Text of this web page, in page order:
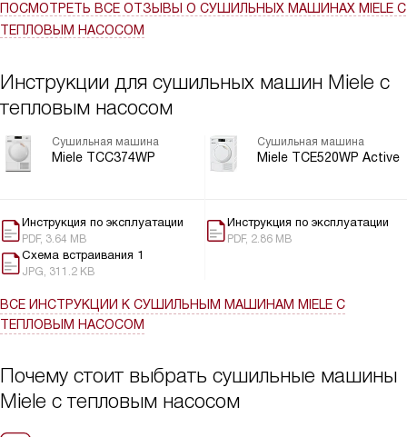
позволила добавить забытые майки, отложенный старт на 1–24
ч экономит время. Подсветка барабана, реверс, система
Режимы HygieneDry и обработка паром сделали пуховик и
рубашки свежими. Тишина работы, мотор ProfiEco и
SilenceDrum заметно комфортнее. Контейнер для конденсата и
встроенный отвод очень практичны. Перенавешивание двери
простое, установка гибкая.
ПОСМОТРЕТЬ ВСЕ ОТЗЫВЫ О СУШИЛЬНЫХ МАШИНАХ MIELE С
ТЕПЛОВЫМ НАСОСОМ
Инструкции для сушильных машин Miele с
тепловым насосом
Сушильная машина
Miele TCC374WP
Инструкция по эксплуатации
PDF, 3.64 MB
Схема встраивания 1
JPG, 311.2 KB
Сушильная машина
Miele TCE520WP Active
Инструкция по эксплуатации
PDF, 2.86 MB
ВСЕ ИНСТРУКЦИИ К СУШИЛЬНЫМ МАШИНАМ MIELE С
ТЕПЛОВЫМ НАСОСОМ
Почему стоит выбрать сушильные машины
Miele с тепловым насосом